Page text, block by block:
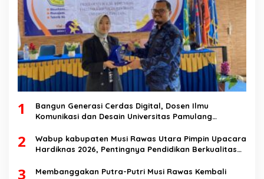
1
Bangun Generasi Cerdas Digital, Dosen Ilmu
Komunikasi dan Desain Universitas Pamulang
Speech di SMK Ikhlas Jawilan
2
Wabup kabupaten Musi Rawas Utara Pimpin Upacara
Hardiknas 2026, Pentingnya Pendidikan Berkualitas
3
Membanggakan Putra-Putri Musi Rawas Kembali